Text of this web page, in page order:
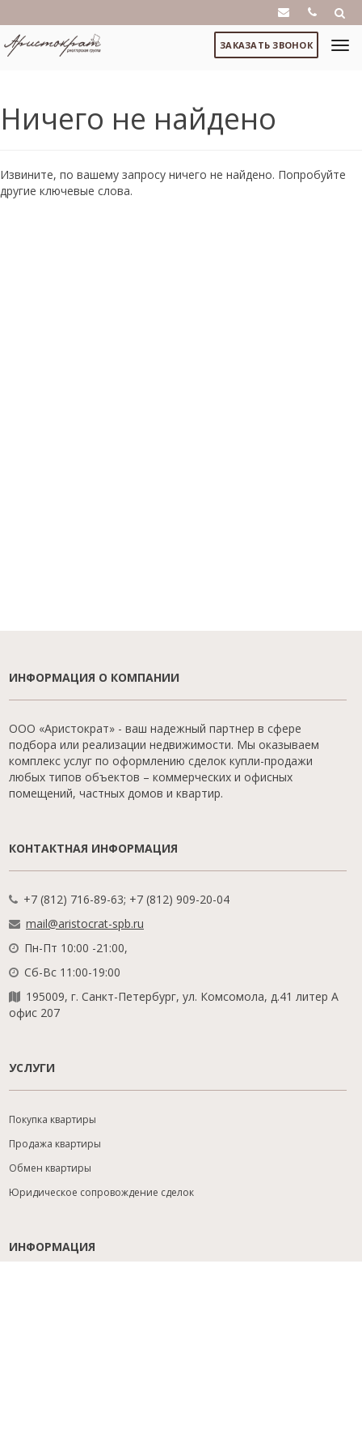
ЗАКАЗАТЬ ЗВОНОК
Ничего не найдено
Извините, по вашему запросу ничего не найдено. Попробуйте
другие ключевые слова.
ИНФОРМАЦИЯ О КОМПАНИИ
ООО «Аристократ» - ваш надежный партнер в сфере
подбора или реализации недвижимости. Мы оказываем
комплекс услуг по оформлению сделок купли-продажи
любых типов объектов – коммерческих и офисных
помещений, частных домов и квартир.
КОНТАКТНАЯ ИНФОРМАЦИЯ
+7 (812) 716-89-63; +7 (812) 909-20-04
mail@aristocrat-spb.ru
Пн-Пт 10:00 -21:00,
Сб-Вс 11:00-19:00
195009, г. Санкт-Петербург, ул. Комсомола, д.41 литер А
офис 207
УСЛУГИ
Покупка квартиры
Продажа квартиры
Обмен квартиры
Юридическое сопровождение сделок
ИНФОРМАЦИЯ